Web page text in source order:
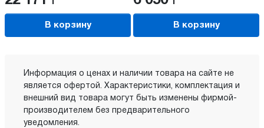
В корзину В корзину
Информация о ценах и наличии товара на сайте не
является офертой. Характеристики, комплектация и
внешний вид товара могут быть изменены фирмой-
производителем без предварительного
уведомления.